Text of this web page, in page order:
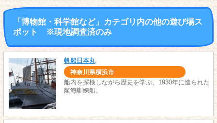
「博物館・科学館など」カテゴリ内の他の遊び場ス
ポット ※現地調査済のみ
帆船日本丸
神奈川県横浜市
船内を探検しながら歴史を学ぶ。1930年に造られた
航海訓練船。